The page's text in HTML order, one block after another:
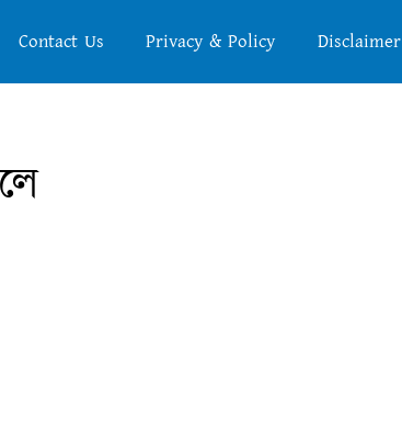
Contact Us Privacy & Policy Disclaimer